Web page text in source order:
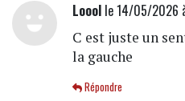
Looolle 14/05/2026
C est juste un
la gauche
Répondre